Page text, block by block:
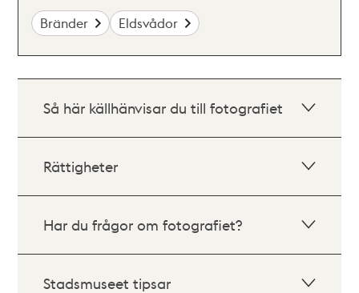
Bränder Eldsvådor
Så här källhänvisar du till fotografiet
Rättigheter
Har du frågor om fotografiet?
Stadsmuseet tipsar